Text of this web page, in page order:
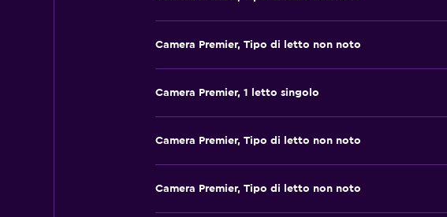
Camera Premier, Tipo di letto non noto
Camera Premier, 1 letto singolo
Camera Premier, Tipo di letto non noto
Camera Premier, Tipo di letto non noto